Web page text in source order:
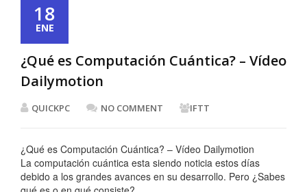
18
ENE
¿Qué es Computación Cuántica? – Vídeo
Dailymotion
QUICKPC NO COMMENT IFTT
¿Qué es Computación Cuántica? – Vídeo Dailymotion
La computación cuántica esta siendo noticia estos días
debido a los grandes avances en su desarrollo. Pero ¿Sabes